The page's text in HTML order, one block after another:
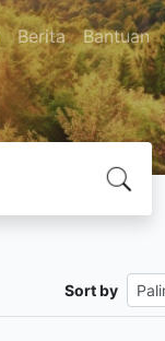
Berita Bantuan
Sort by